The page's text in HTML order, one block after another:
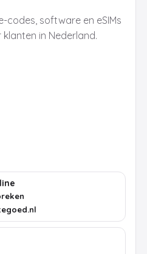
codes, software en eSIMs
in Nederland.